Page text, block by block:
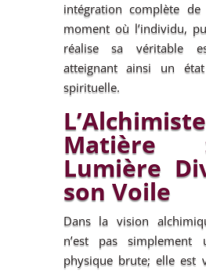
intégration complète de
moment où l’individu,
réalise sa véritable
atteignant ainsi un état
spirituelle.
Lumière
son Voile
Dans la vision
n’est pas simplement
physique brute; elle est